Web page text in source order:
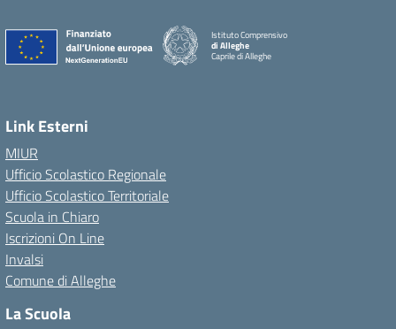
Istituto Comprensivo
di Alleghe
Caprile di Alleghe
Link Esterni
MIUR
Ufficio Scolastico Regionale
Ufficio Scolastico Territoriale
Scuola in Chiaro
Iscrizioni On Line
Invalsi
Comune di Alleghe
La Scuola